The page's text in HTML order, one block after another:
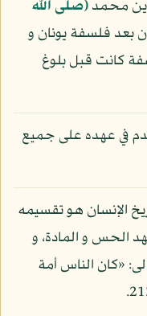
محمد(صلى الله
بعد فلسفة يونان و
كانت قبل بلوغ
في عهده على جميع
الإنسان هو تقسيمه
الحس و المادة، و
«كان الناس أمة